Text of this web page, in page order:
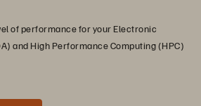
of performance for your Electronic
and High Performance Computing (HPC)